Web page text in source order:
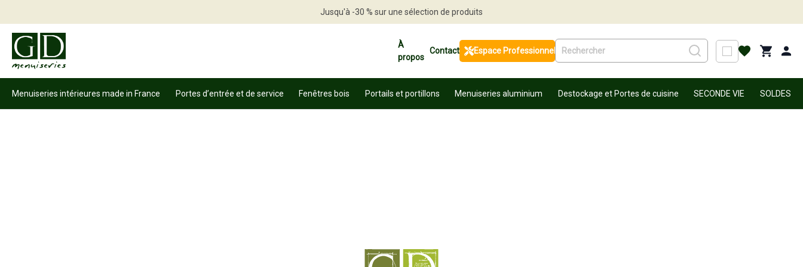
Jusqu'à -30 % sur une sélection de produits
À
propos
Contact Espace Professionnel
Menuiseries intérieures made in France Portes d’entrée et de service Fenêtres bois Portails et portillons Menuiseries aluminium Destockage et Portes de cuisine SECONDE VIE SOLDES